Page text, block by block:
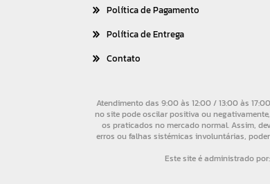
Política de Pagamento
Política de Entrega
Contato